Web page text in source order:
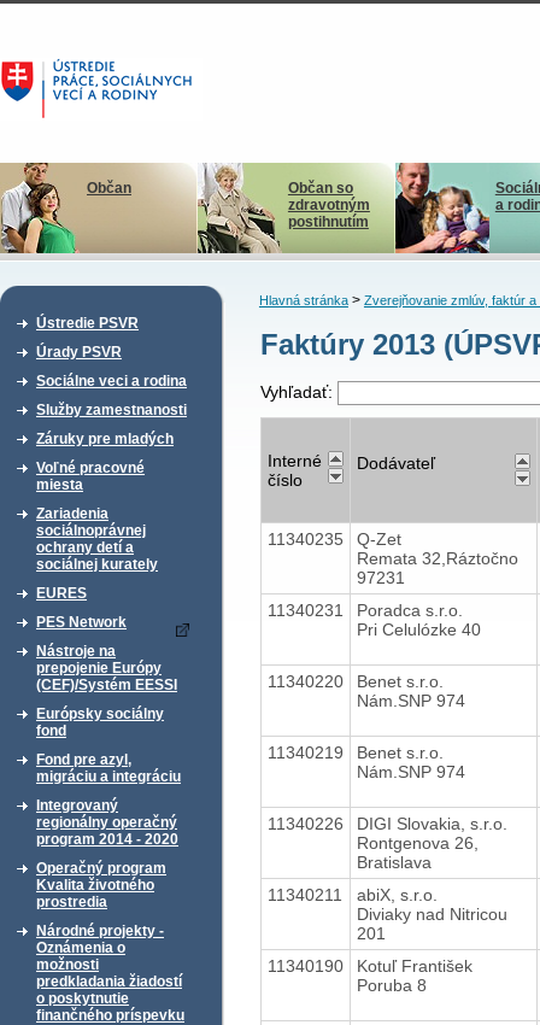
Občan
Občan so
zdravotným
postihnutím
a
Ústredie PSVR
Úrady PSVR
Sociálne veci a rodina
Služby zamestnanosti
Záruky pre mladých
Voľné pracovné
miesta
Zariadenia
sociálnoprávnej
ochrany detí a
sociálnej kurately
EURES
PES Network
Nástroje na
prepojenie Európy
(CEF)/Systém EESSI
Európsky sociálny
fond
Fond pre azyl,
migráciu a integráciu
Integrovaný
regionálny operačný
program 2014 - 2020
Operačný program
Kvalita životného
prostredia
Národné projekty -
Oznámenia o
možnosti
predkladania žiadostí
o poskytnutie
finančného príspevku
Hlavná stránka> Zverejňovanie zmlúv, faktúr a
Faktúry 2013
Vyhľadať:
Interné
číslo
Dodávateľ
11340235
Q-Zet
Remata 32,Ráztočno
97231
11340231
Poradca s.r.o.
Pri Celulózke 40
11340220
Benet s.r.o.
Nám.SNP 974
11340219
Benet s.r.o.
Nám.SNP 974
11340226
DIGI Slovakia, s.r.o.
Rontgenova 26,
Bratislava
11340211
abiX, s.r.o.
Diviaky nad Nitricou
201
11340190
Kotuľ František
Poruba 8